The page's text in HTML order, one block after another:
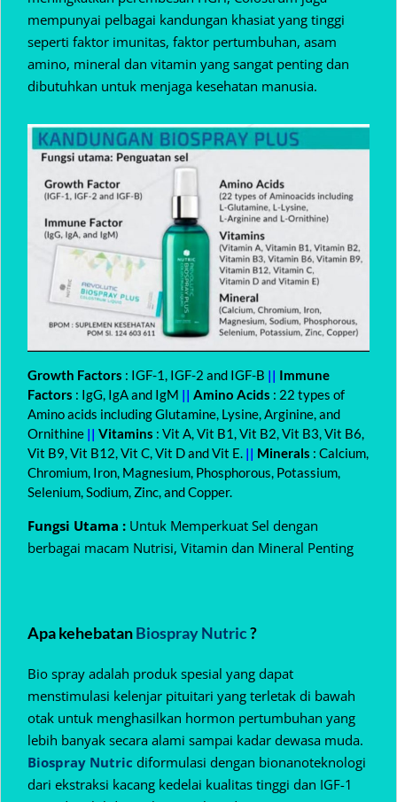
mempunyai pelbagai kandungan khasiat yang tinggi
seperti faktor imunitas, faktor pertumbuhan, asam
amino, mineral dan vitamin yang sangat penting dan
dibutuhkan untuk menjaga kesehatan manusia.
Growth Factors : IGF-1, IGF-2 and IGF-B || Immune
Factors : IgG, IgA and IgM || Amino Acids : 22 types of
Amino acids including Glutamine, Lysine, Arginine, and
Ornithine || Vitamins : Vit A, Vit B1, Vit B2, Vit B3, Vit B6,
Vit B9, Vit B12, Vit C, Vit D and Vit E. || Minerals : Calcium,
Chromium, Iron, Magnesium, Phosphorous, Potassium,
Selenium, Sodium, Zinc, and Copper.
Fungsi Utama : Untuk Memperkuat Sel dengan
berbagai macam Nutrisi, Vitamin dan Mineral Penting
Apa kehebatanBiospray Nutric?
Bio spray adalah produk spesial yang dapat
menstimulasi kelenjar pituitari yang terletak di bawah
otak untuk menghasilkan hormon pertumbuhan yang
lebih banyak secara alami sampai kadar dewasa muda.
Biospray Nutric diformulasi dengan bionanoteknologi
dari ekstraksi kacang kedelai kualitas tinggi dan IGF-1